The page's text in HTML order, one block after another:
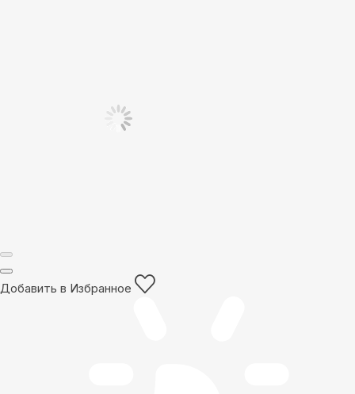
Добавить в Избранное